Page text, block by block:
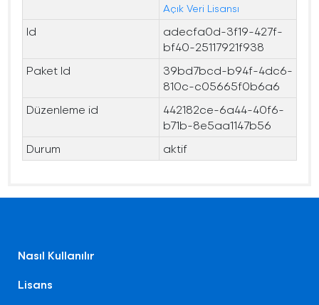
Açık Veri Lisansı
Id
adecfa0d-3f19-427f-
bf40-25117921f938
Paket Id
39bd7bcd-b94f-4dc6-
810c-c05665f0b6a6
Düzenleme id
442182ce-6a44-40f6-
b71b-8e5aa1147b56
Durum
aktif
Nasıl Kullanılır
Lisans